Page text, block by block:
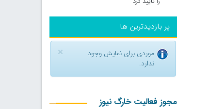
پر بازدیدترین ها
×
موردی برای نمایش وجود
ندارد.
مجوز فعالیت خارگ نیوز